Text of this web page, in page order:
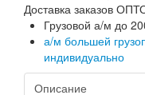
Доставка заказов
Грузовой а/м до
а/м большей
индивидуально
Описание